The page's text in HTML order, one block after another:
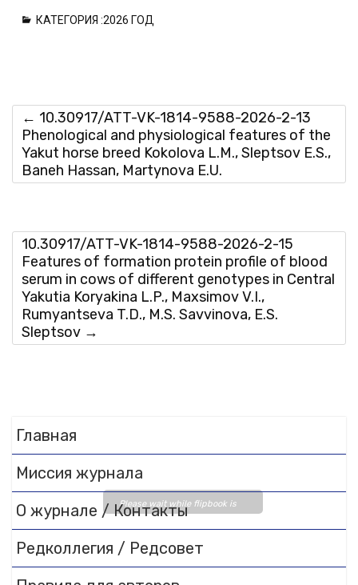
Please wait while flipbook is
FAQs and issues please refer
Flipbook Plugin Help
КАТЕГОРИЯ :2026 ГОД
← 10.30917/ATT-VK-1814-9588-2026-2-13
Phenological and physiological features of the
Yakut horse breed Kokolova L.M., Sleptsov E.S.,
Baneh Hassan, Martynova E.U.
10.30917/ATT-VK-1814-9588-2026-2-15
Features of formation protein profile of blood
serum in cows of different genotypes in Central
Yakutia Koryakina L.P., Maxsimov V.I.,
Rumyantseva T.D., M.S. Savvinova, E.S.
Sleptsov →
Главная
Миссия журнала
О журнале / Контакты
Редколлегия / Редсовет